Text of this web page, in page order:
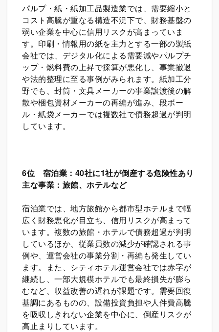
パルプ・紙・紙加工品製造業では、需要縮小と
コスト高騰が重なる構造不況下で、財務基盤の
弱い企業を中心に信用リスクが高まっていま
す。印刷・情報用の紙を主力とする一部の製紙
会社では、デジタル化による需要減やパルプチ
ップ・燃料費の上昇で採算が悪化し、事業撤退
や法的整理に至る事例がみられます。紙加工分
野でも、封筒・文具メーカーの事業譲渡後の解
散や梱包資材メーカーの再編が進み、段ボー
ル・紙袋メーカーでは複数社で債務超過が判明
しています。
6位 宿泊業：40社に1社が倒産する危険性あり
主な事業：旅館、ホテルなど
宿泊業では、地方旅館から都市型ホテルまで幅
広く財務悪化が目立ち、信用リスクが高まって
います。複数の旅館・ホテルで債務超過が判明
しているほか、従業員数の減少が確認される事
例や、運営会社の事業分割・再編も発生してい
ます。また、シティホテル運営会社では赤字が
継続し、一部大規模ホテルでも最終損失が膨ら
むなど、収益改善の遅れが課題です。需要回復
基調にあるものの、設備投資負担や人件費高騰
を吸収しきれない企業を中心に、倒産リスクが
高止まりしています。